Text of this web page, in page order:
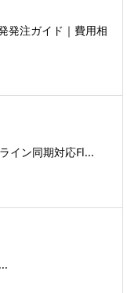
発注ガイド｜費用相
イン同期対応Fl...